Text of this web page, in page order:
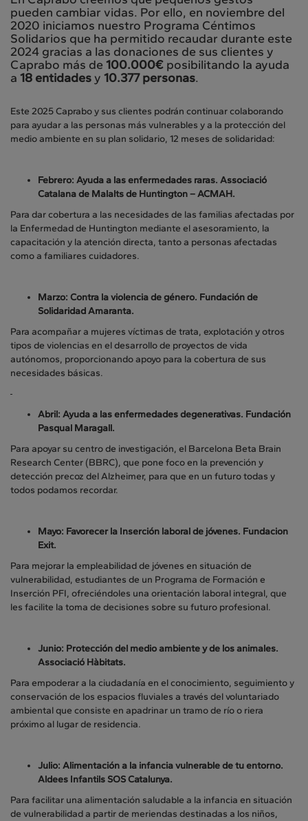
pueden cambiar vidas. Por ello, en noviembre del
2020 iniciamos nuestro Programa Céntimos
Solidarios que ha permitido recaudar durante este
2024 gracias a las donaciones de sus clientes y
Caprabo más de 100.000€ posibilitando la ayuda
a 18 entidades y 10.377 personas.
Este 2025 Caprabo y sus clientes podrán continuar colaborando
para ayudar a las personas más vulnerables y a la protección del
medio ambiente en su plan solidario, 12 meses de solidaridad:
Febrero: Ayuda a las enfermedades raras. Associació
Catalana de Malalts de Huntington – ACMAH.
Para dar cobertura a las necesidades de las familias afectadas por
la Enfermedad de Huntington mediante el asesoramiento, la
capacitación y la atención directa, tanto a personas afectadas
como a familiares cuidadores.
Marzo: Contra la violencia de género. Fundación de
Solidaridad Amaranta.
Para acompañar a mujeres víctimas de trata, explotación y otros
tipos de violencias en el desarrollo de proyectos de vida
autónomos, proporcionando apoyo para la cobertura de sus
necesidades básicas.
Abril: Ayuda a las enfermedades degenerativas. Fundación
Pasqual Maragall.
Para apoyar su centro de investigación, el Barcelona Beta Brain
Research Center (BBRC), que pone foco en la prevención y
detección precoz del Alzheimer, para que en un futuro todas y
todos podamos recordar.
Mayo: Favorecer la Inserción laboral de jóvenes. Fundacion
Exit.
Para mejorar la empleabilidad de jóvenes en situación de
vulnerabilidad, estudiantes de un Programa de Formación e
Inserción PFI, ofreciéndoles una orientación laboral integral, que
les facilite la toma de decisiones sobre su futuro profesional.
Junio: Protección del medio ambiente y de los animales.
Associació Hàbitats.
Para empoderar a la ciudadanía en el conocimiento, seguimiento y
conservación de los espacios fluviales a través del voluntariado
ambiental que consiste en apadrinar un tramo de río o riera
próximo al lugar de residencia.
Julio: Alimentación a la infancia vulnerable de tu entorno.
Aldees Infantils SOS Catalunya.
Para facilitar una alimentación saludable a la infancia en situación
de vulnerabilidad a partir de meriendas destinadas a los niños,